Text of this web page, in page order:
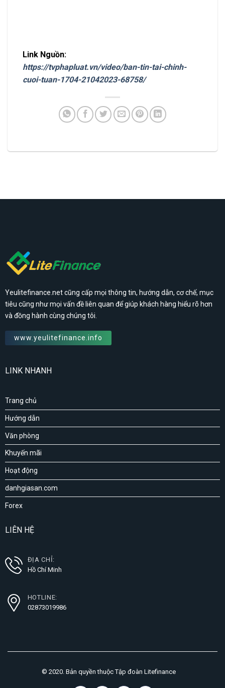
Link Nguồn:
https://tvphapluat.vn/video/ban-tin-tai-chinh-
cuoi-tuan-1704-21042023-68758/
Yeulitefinance.net cũng cấp mọi thông tin, hướng dẫn, cơ chế, mục
tiêu cũng như mọi vấn đề liên quan để giúp khách hàng hiểu rõ hơn
và đồng hành cùng chúng tôi.
www.yeulitefinance.info
LINK NHANH
Trang chủ
Hướng dẫn
Văn phòng
Khuyến mãi
Hoạt động
danhgiasan.com
Forex
LIÊN HỆ
ĐỊA CHỈ:
Hồ Chí Minh
HOTLINE:
02873019986
© 2020. Bản quyền thuộc Tập đoàn Litefinance